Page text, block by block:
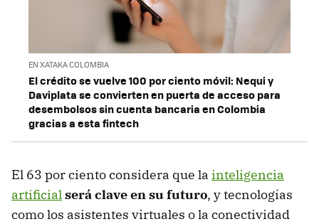
EN XATAKA COLOMBIA
El crédito se vuelve 100 por ciento móvil: Nequi y
Daviplata se convierten en puerta de acceso para
desembolsos sin cuenta bancaria en Colombia
gracias a esta fintech
El 63 por ciento considera que la inteligencia
artificialserá clave en su futuro, y tecnologías
como los asistentes virtuales o la conectividad